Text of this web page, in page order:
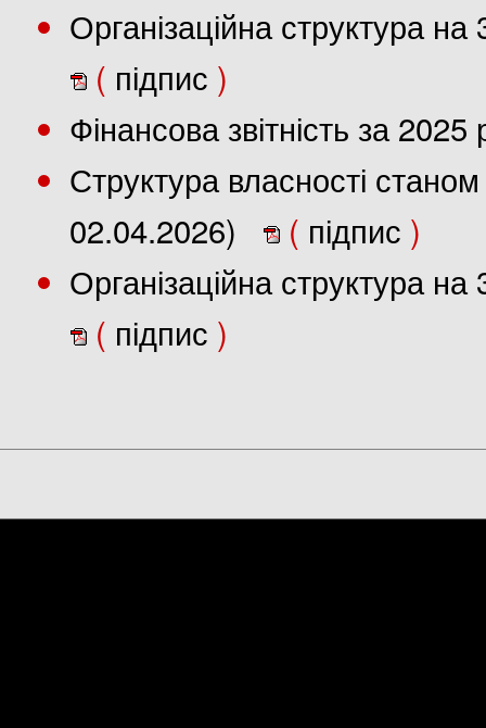
Організаційна структура
( підпис )
Фінансова звітність за
Структура власності
02.04.2026)
( підпис )
Організаційна структура
( підпис )